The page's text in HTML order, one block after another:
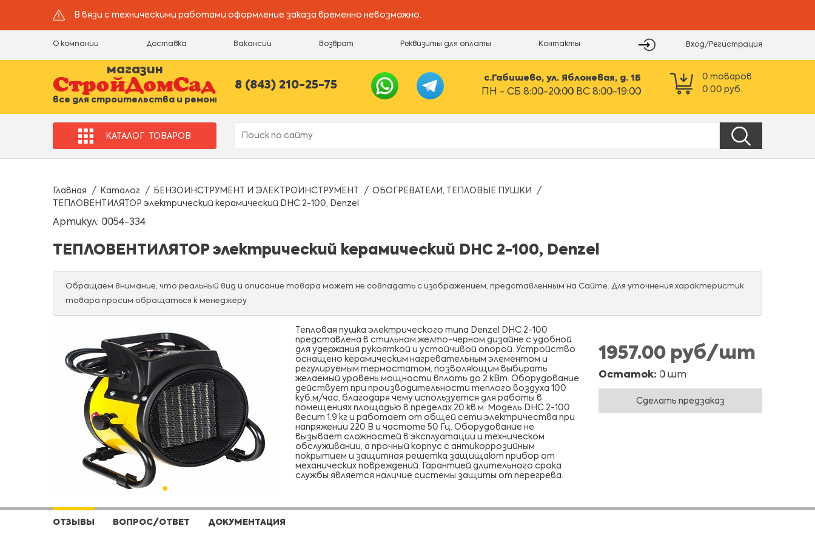
В вязи с техническими работами оформление заказа временно невозможно.
О компании Доставка Вакансии Возврат Реквизиты для оплаты Контакты Вход/Регистрация
магазин
все для строительства и ремонта
8 (843) 210-25-75
с.Габишево, ул. Яблоневая, д. 1Б
ПН - СБ 8:00-20:00 ВС 8:00-19:00
0 товаров
0.00 руб.
КАТАЛОГ ТОВАРОВ
Главная Каталог БЕНЗОИНСТРУМЕНТ И ЭЛЕКТРОИНСТРУМЕНТ
ОБОГРЕВАТЕЛИ, ТЕПЛОВЫЕ ПУШКИ
ТЕПЛОВЕНТИЛЯТОР электрический керамический DHC 2-100, Denzel
Артикул: 0054-334
ТЕПЛОВЕНТИЛЯТОР электрический керамический DHC 2-100, Denzel
Обращаем внимание, что реальный вид и описание товара может не совпадать с изображением, представленным на Сайте. Для уточнения характеристик
товара просим обращаться к менеджеру
Тепловая пушка электрического типа Denzel DHC 2-100
представлена в стильном желто-черном дизайне с удобной
для удержания рукояткой и устойчивой опорой. Устройство
оснащено керамическим нагревательным элементом и
регулируемым термостатом, позволяющим выбирать
желаемый уровень мощности вплоть до 2 кВт. Оборудование
действует при производительности теплого воздуха 100
куб.м/час, благодаря чему используется для работы в
помещениях площадью в пределах 20 кв.м. Модель DHC 2-100
весит 1.9 кг и работает от общей сети электричества при
напряжении 220 B и частоте 50 Гц. Оборудование не
вызывает сложностей в эксплуатации и техническом
обслуживании, а прочный корпус с антикоррозийным
покрытием и защитная решетка защищают прибор от
механических повреждений. Гарантией длительного срока
службы является наличие системы защиты от перегрева.
1957.00 руб/шт
Остаток: 0 шт
Сделать предзаказ
ОТЗЫВЫ ВОПРОС/ОТВЕТ ДОКУМЕНТАЦИЯ